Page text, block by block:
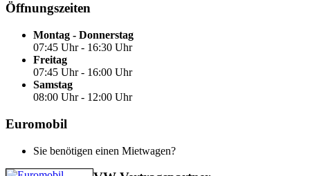
Öffnungszeiten
Montag - Donnerstag
07:45 Uhr - 16:30 Uhr
Freitag
07:45 Uhr - 16:00 Uhr
Samstag
08:00 Uhr - 12:00 Uhr
Euromobil
Sie benötigen einen Mietwagen?